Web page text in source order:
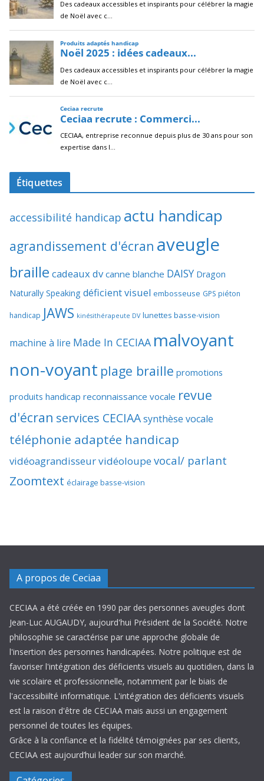
Étiquettes
accessibilité handicap actu handicap
agrandissement d'écran aveugle
braille cadeaux dv canne blanche DAISY Dragon
Naturally Speaking déficient visuel embosseuse GPS piéton
handicap JAWS kinésithérapeute DV lunettes basse-vision
machine à lire Made In CECIAA malvoyant
non-voyant plage braille promotions
produits handicap reconnaissance vocale revue
d'écran services CECIAAsynthèse vocale
téléphonie adaptée handicap
vidéoagrandisseurvidéoloupevocal/ parlant
Zoomtext éclairage basse-vision
A propos de Ceciaa
CECIAA a été créée en 1990 par des personnes aveugles dont
Jean-Luc AUGAUDY, aujourd'hui Président de la Société. Notre
philosophie se caractérise par une approche globale de
l'insertion des personnes handicapées. Notre politique est de
favoriser l'intégration des déficients visuels au quotidien, dans la
vie scolaire et professionnelle, notamment par le biais de
l'accessibiilté informatique. L'intégration des déficients visuels
est la raison d'être de CECIAA mais aussi un engagement
personnel de toutes les équipes.
Grâce à la confiance et la fidélité témoignées par ses clients,
CECIAA est aujourd’hui leader sur son marché.